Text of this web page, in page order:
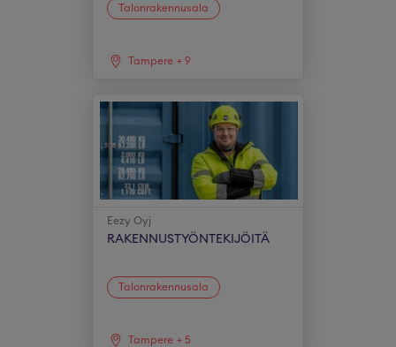
Talonrakennusala
Tampere + 9
Eezy Oyj
RAKENNUSTYÖNTEKIJÖITÄ
Talonrakennusala
Tampere + 5